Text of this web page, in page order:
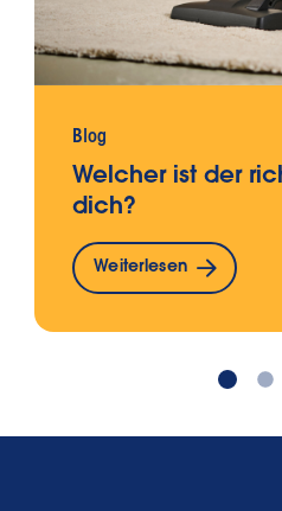
Blog
Welcher ist der
dich?
Weiterlesen